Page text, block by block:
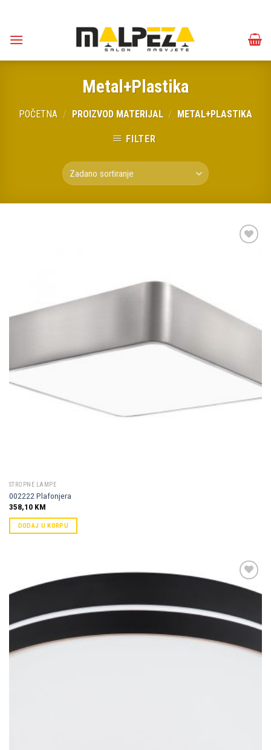
content
Metal+Plastika
POČETNA / PROIZVOD MATERIJAL / METAL+PLASTIKA
FILTER
STROPNE LAMPE
002222 Plafonjera
358,10 KM
DODAJ U KORPU
omiljene